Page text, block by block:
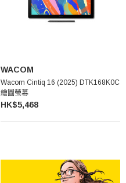
WACOM
Wacom Cintiq 16 (2025) DTK168K0C
繪圖螢幕
HK$5,468